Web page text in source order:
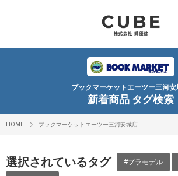
ブックマーケットエーツー三河安
新着商品 タグ検索
HOME ブックマーケットエーツー三河安城店
選択されているタグ #プラモデル